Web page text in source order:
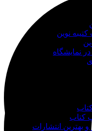
نوین
نمایشگاه‌
کتاب
بهترین انتشارات